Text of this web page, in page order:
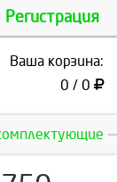
Регистрация
Ваша корзина:
0 / 0